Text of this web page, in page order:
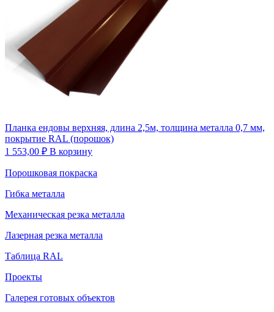
Планка ендовы верхняя, длина 2,5м, толщина металла 0,7 мм,
покрытие RAL (порошок)
1 553,00 ₽ В корзину
Порошковая покраска
Гибка металла
Механическая резка металла
Лазерная резка металла
Таблица RAL
Проекты
Галерея готовых объектов